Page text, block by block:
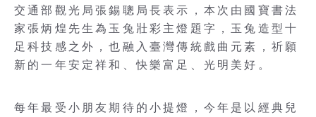
交通部觀光局張錫聰局長表示，本次由國寶書法
家張炳煌先生為玉兔壯彩主燈題字，玉兔造型十
足科技感之外，也融入臺灣傳統戲曲元素，祈願
新的一年安定祥和、快樂富足、光明美好。
每年最受小朋友期待的小提燈，今年是以經典兒